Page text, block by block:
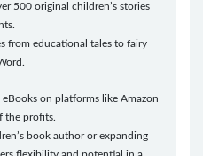
500 original children’s stories
from educational tales to fairy
on platforms like Amazon
the profits.
book author or expanding